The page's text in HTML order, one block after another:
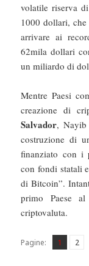
volatile riserva
1000 dollari,
arrivare ai
62mila dollari
un miliardo di
Mentre Paesi
creazione di
Salvador, Nayib
costruzione di
finanziato con i
con fondi statali
di Bitcoin”.
primo Paese
criptovaluta.
Pagine: Pagina
1 ,
2